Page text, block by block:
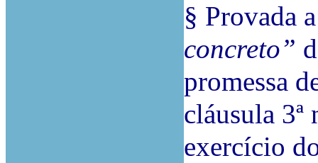
§ Provada
concreto”
promessa
cláusula 3ª
exercício